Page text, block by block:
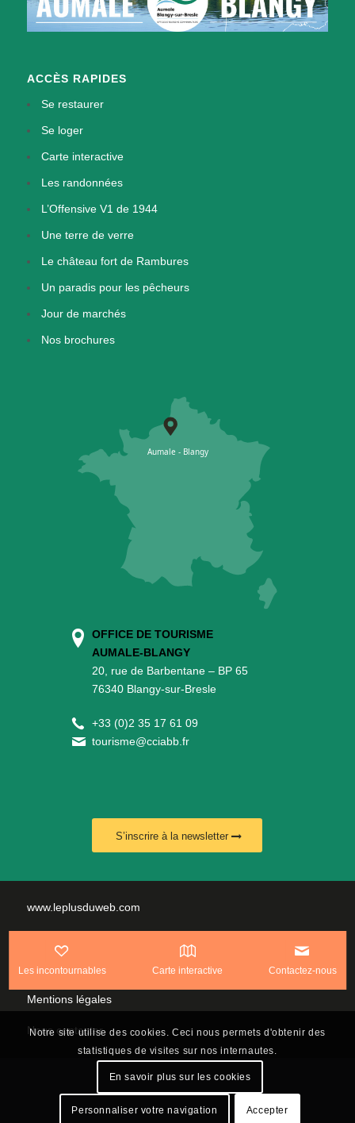
Les incontournables Carte interactive Contactez-nous
ACCÈS RAPIDES
Se restaurer
Se loger
Carte interactive
Les randonnées
L’Offensive V1 de 1944
Une terre de verre
Le château fort de Rambures
Un paradis pour les pêcheurs
Jour de marchés
Nos brochures
OFFICE DE TOURISME
AUMALE-BLANGY
20, rue de Barbentane – BP 65
76340 Blangy-sur-Bresle
+33 (0)2 35 17 61 09
tourisme@cciabb.fr
S’inscrire à la newsletter
www.leplusduweb.com
Plan du site
Mentions légales
Nous contacter
Notre site utilise des cookies. Ceci nous permets d'obtenir des
statistiques de visites sur nos internautes.
En savoir plus sur les cookies
Personnaliser votre navigation Accepter